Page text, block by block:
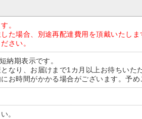
。
た場合、別途再配達費用を頂戴いたしま
さい。
納期表示です。
なり、お届けまで1カ月以上お待ちいた
お時間がかかる場合がございます。予め
。